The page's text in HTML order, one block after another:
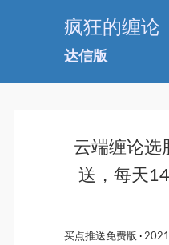
疯狂的缠论
达信版
云端缠论选
送，每天
买点推送免费版